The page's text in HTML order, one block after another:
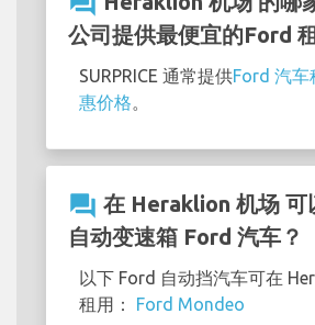
公司提供最便宜的Ford
SURPRICE 通常提供Ford 汽车
惠价格。
question_answer 在 Heraklion 机场 可
自动变速箱 Ford 汽车？
以下 Ford 自动挡汽车可在
租用： Ford Mondeo